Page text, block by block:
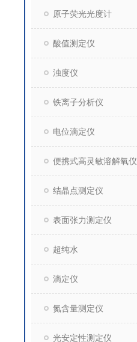
原子荧光光度计
酸值测定仪
浊度仪
铁离子分析仪
电位滴定仪
便携式高灵敏溶解氧仪
结晶点测定仪
表面张力测定仪
超纯水
滴定仪
氮含量测定仪
光安定性测定仪